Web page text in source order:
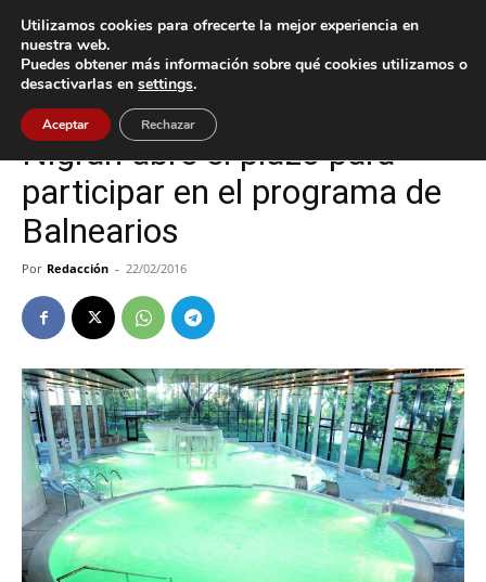
Inicio Cultura / Ocio
Cultura / Ocio Nigrán
Nigrán abre el plazo para
participar en el programa de
Balnearios
Por Redacción - 22/02/2016
Utilizamos cookies para ofrecerte la mejor experiencia en
nuestra web.
Puedes obtener más información sobre qué cookies utilizamos o
desactivarlas en settings.
Aceptar Rechazar